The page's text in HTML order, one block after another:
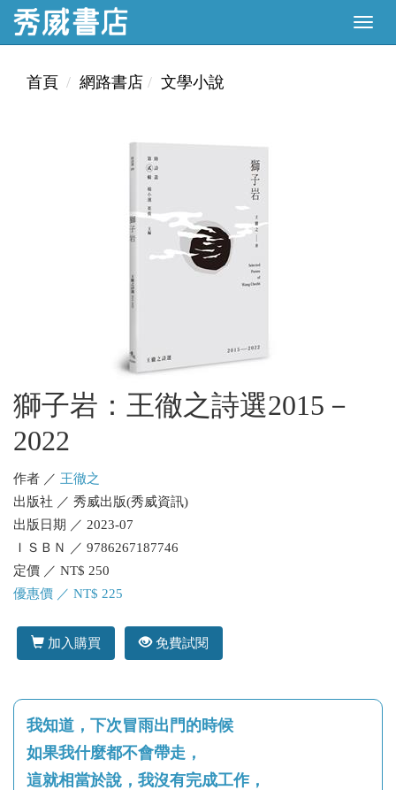
首頁 網路書店 文學小說
獅子岩：王徹之詩選2015－
2022
作者 ／ 王徹之
出版社 ／ 秀威出版(秀威資訊)
出版日期 ／ 2023-07
ＩＳＢＮ ／ 9786267187746
定價 ／ NT$ 250
優惠價 ／ NT$ 225
加入購買 免費試閱
我知道，下次冒雨出門的時候
如果我什麼都不會帶走，
這就相當於說，我沒有完成工作，